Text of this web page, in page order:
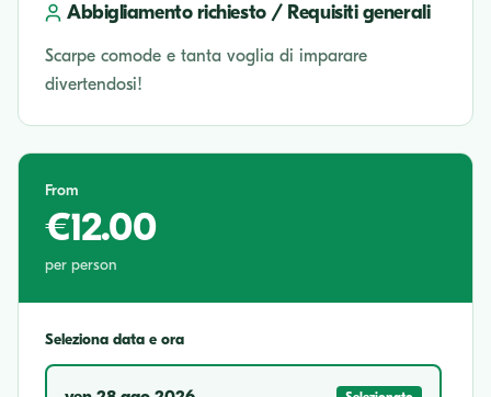
Abbigliamento richiesto / Requisiti generali
Scarpe comode e tanta voglia di imparare
divertendosi!
From
€12.00
per person
Seleziona data e ora